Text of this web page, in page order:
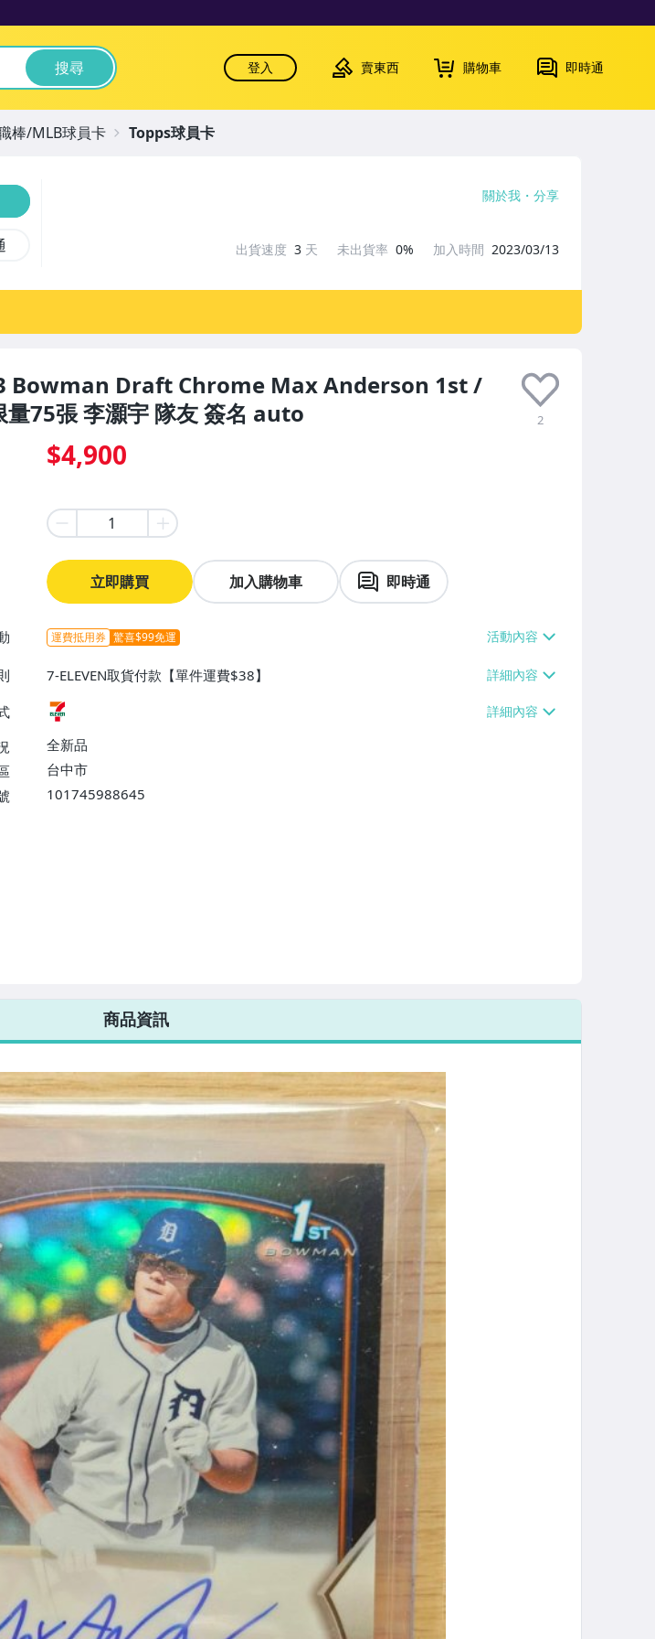
搜尋 登入 賣東西 購物車 即時通
Bowman Draft Chrome Max Anderson 1st /
量75張 李灝宇 隊友 簽名 auto
2
$4,900
立即購買 加入購物車 即時通
運費抵用券 驚喜$99免運
7-ELEVEN取貨付款【單件運費$38】
全新品
台中市
101745988645
關於我 分享
出貨速度 3 天 未出貨率 0% 加入時間 2023/03/13
棒/MLB球員卡 Topps球員卡
商品資訊